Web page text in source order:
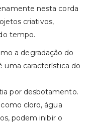
nesta corda
criativos,
tempo.
a degradação do
uma característica do
por desbotamento.
cloro, água
podem inibir o